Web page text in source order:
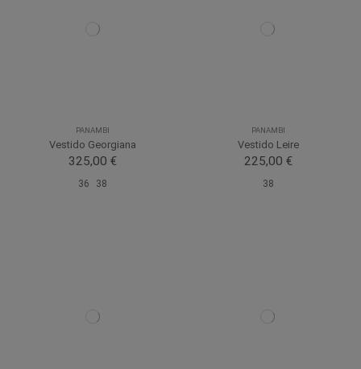
PANAMBI
Vestido Georgiana
325,00 €
36 38
PANAMBI
Vestido Leire
225,00 €
38